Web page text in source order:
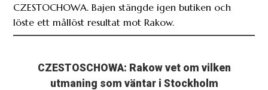
CZESTOCHOWA. Bajen stängde igen butiken och
löste ett mållöst resultat mot Rakow.
CZESTOSCHOWA: Rakow vet om vilken
utmaning som väntar i Stockholm